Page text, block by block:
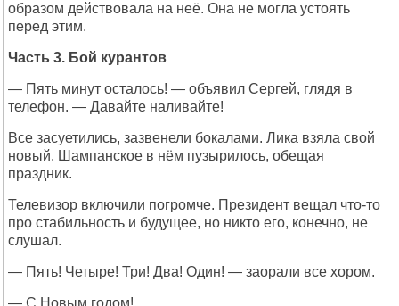
образом действовала на неё. Она не могла устоять
перед этим.
Часть 3. Бой курантов
— Пять минут осталось! — объявил Сергей, глядя в
телефон. — Давайте наливайте!
Все засуетились, зазвенели бокалами. Лика взяла свой
новый. Шампанское в нём пузырилось, обещая
праздник.
Телевизор включили погромче. Президент вещал что-то
про стабильность и будущее, но никто его, конечно, не
слушал.
— Пять! Четыре! Три! Два! Один! — заорали все хором.